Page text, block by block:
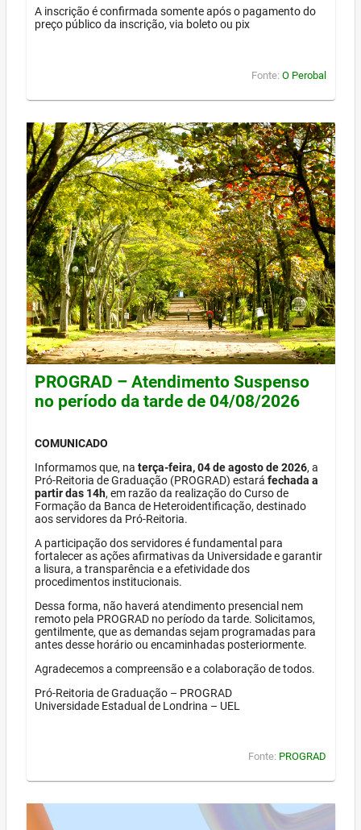
A inscrição é confirmada somente após o pagamento do
preço público da inscrição, via boleto ou pix
Fonte: O Perobal
PROGRAD – Atendimento Suspenso
no período da tarde de 04/08/2026
COMUNICADO
Informamos que, na terça-feira, 04 de agosto de 2026, a
Pró-Reitoria de Graduação (PROGRAD) estará fechada a
partir das 14h, em razão da realização do Curso de
Formação da Banca de Heteroidentificação, destinado
aos servidores da Pró-Reitoria.
A participação dos servidores é fundamental para
fortalecer as ações afirmativas da Universidade e garantir
a lisura, a transparência e a efetividade dos
procedimentos institucionais.
Dessa forma, não haverá atendimento presencial nem
remoto pela PROGRAD no período da tarde. Solicitamos,
gentilmente, que as demandas sejam programadas para
antes desse horário ou encaminhadas posteriormente.
Agradecemos a compreensão e a colaboração de todos.
Pró-Reitoria de Graduação – PROGRAD
Universidade Estadual de Londrina – UEL
Fonte: PROGRAD